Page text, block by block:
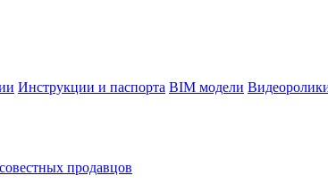
Инструкции и паспорта BIM модели
продавцов